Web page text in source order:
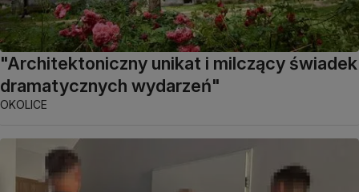
"Architektoniczny unikat i milczący świadek
dramatycznych wydarzeń"
OKOLICE